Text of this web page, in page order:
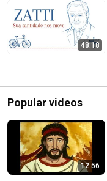
48:18
Popular videos
12:56